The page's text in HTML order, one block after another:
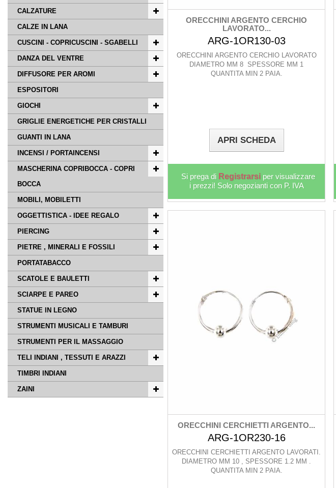
CALZATURE
CALZE IN LANA
CUSCINI - COPRICUSCINI - SGABELLI
DANZA DEL VENTRE
DIFFUSORE PER AROMI
ESPOSITORI
GIOCHI
GRIGLIE ENERGETICHE PER CRISTALLI
GUANTI IN LANA
INCENSI / PORTAINCENSI
MASCHERINA COPRIBOCCA - COPRI
BOCCA
MOBILI, MOBILETTI
OGGETTISTICA - IDEE REGALO
PIERCING
PIETRE , MINERALI E FOSSILI
PORTATABACCO
SCATOLE E BAULETTI
SCIARPE E PAREO
STATUE IN LEGNO
STRUMENTI MUSICALI E TAMBURI
STRUMENTI PER IL MASSAGGIO
TELI INDIANI , TESSUTI E ARAZZI
TIMBRI INDIANI
ZAINI
ORECCHINI ARGENTO CERCHIO
LAVORATO...
ARG-1OR130-03
ORECCHINI ARGENTO CERCHIO LAVORATO
DIAMETRO MM 8 SPESSORE MM 1
QUANTITA MIN 2 PAIA.
APRI SCHEDA
Si prega di Registrarsi per visualizzare
i prezzi! Solo negozianti con P. IVA
ORECCHINI CERCHIETTI ARGENTO...
ARG-1OR230-16
ORECCHINI CERCHIETTI ARGENTO LAVORATI.
DIAMETRO MM 10 , SPESSORE 1.2 MM .
QUANTITA MIN 2 PAIA.